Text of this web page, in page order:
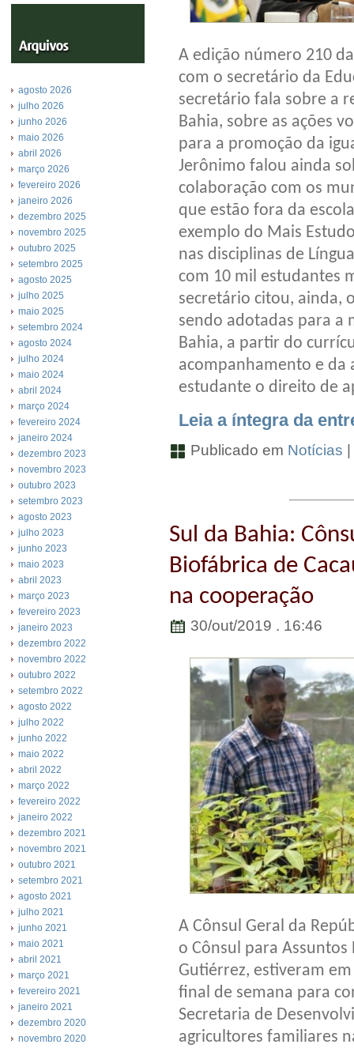
agosto 2026
julho 2026
junho 2026
maio 2026
abril 2026
março 2026
fevereiro 2026
janeiro 2026
dezembro 2025
novembro 2025
outubro 2025
setembro 2025
agosto 2025
julho 2025
maio 2025
setembro 2024
agosto 2024
julho 2024
maio 2024
abril 2024
março 2024
fevereiro 2024
janeiro 2024
dezembro 2023
novembro 2023
outubro 2023
setembro 2023
agosto 2023
julho 2023
junho 2023
maio 2023
abril 2023
março 2023
fevereiro 2023
janeiro 2023
dezembro 2022
novembro 2022
outubro 2022
setembro 2022
agosto 2022
julho 2022
junho 2022
maio 2022
abril 2022
março 2022
fevereiro 2022
janeiro 2022
dezembro 2021
novembro 2021
outubro 2021
setembro 2021
agosto 2021
julho 2021
junho 2021
maio 2021
abril 2021
março 2021
fevereiro 2021
janeiro 2021
dezembro 2020
novembro 2020
A edição número 210
com o secretário da
secretário fala sobre a
Bahia, sobre as ações
para a promoção da
Jerônimo falou ainda
colaboração com os
que estão fora da
exemplo do Mais
nas disciplinas de
com 10 mil estudantes
secretário citou, ainda,
sendo adotadas para a
Bahia, a partir do
acompanhamento e da
estudante o direito de
Leia a íntegra da
Publicado em Notícias
Sul da Bahia:
Biofábrica de
na cooperação
30/out/2019 . 16:46
A Cônsul Geral da
o Cônsul para Assuntos
Gutiérrez, estiveram
final de semana para
Secretaria de
agricultores familiares